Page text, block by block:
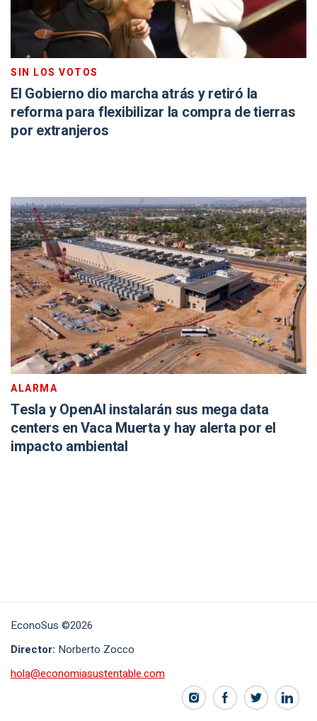
SIN LOS VOTOS
El Gobierno dio marcha atrás y retiró la
reforma para flexibilizar la compra de tierras
por extranjeros
ALARMA
Tesla y OpenAI instalarán sus mega data
centers en Vaca Muerta y hay alerta por el
impacto ambiental
EconoSus ©2026
Director: Norberto Zocco
hola@economiasustentable.com